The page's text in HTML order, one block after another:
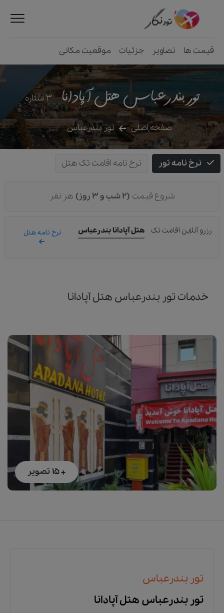
قیمت ها تصاویر جزئیات موقعیت مکانی
تور بندرعباس هتل آپادانا 3 ستاره
صفحه اصلی تور بندرعباس
خدمات تور بندرعباس هتل آپادانا
+ 15 تصویر
نرخ نامه تور نرخ نامه اقامت تک هتل
شروع قیمت (2 شب و 3 روز) هر نفر
رزرو آنلاین اقامت تک هتل آپادانا بندرعباس نرخ نامه هتل
تور بندرعباس
تور بندرعباس هتل آپادانا